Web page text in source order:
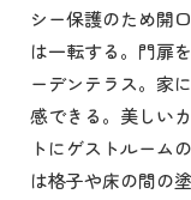
シー保護のため開
は一転する。門扉
ーデンテラス。家
感できる。美しい
トにゲストルーム
は格子や床の間の